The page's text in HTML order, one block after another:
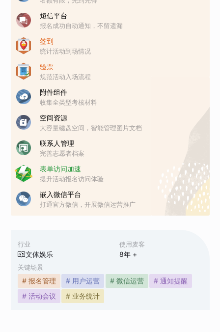
行业
文体娱乐
使用麦客
8年 +
关键场景
# 报名管理 # 用户运营 # 微信运营
# 通知提醒
# 活动会议
# 业务统计
短信平台
报名成功自动通知，不留遗漏
签到
统计活动到场情况
验票
规范活动入场流程
附件组件
收集全类型考核材料
空间资源
大容量磁盘空间，智能管理图片文档
联系人管理
完善志愿者档案
表单访问加速
提升活动报名访问体验
嵌入微信平台
打通官方微信，开展微信运营推广